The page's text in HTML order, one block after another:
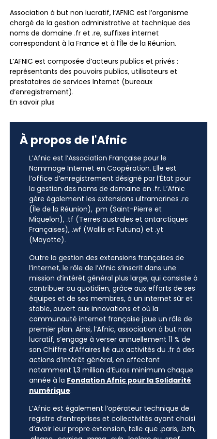
Association à but non lucratif, l’AFNIC est l’organisme
chargé de la gestion administrative et technique des
noms de domaine .fr et .re, suffixes internet
correspondant à la France et à l’Île de la Réunion.
L’AFNIC est composée d’acteurs publics et privés :
représentants des pouvoirs publics, utilisateurs et
prestataires de services Internet (bureaux
d’enregistrement).
En savoir plus
À propos de l'Afnic
L’Afnic est l’Association Française pour le
Nommage Internet en Coopération. Elle est
l’office d’enregistrement désigné par l’État pour
la gestion des noms de domaine en .fr. L’Afnic
gère également les extensions ultramarines .re
(Île de la Réunion), .pm (Saint-Pierre et
Miquelon), .tf (Terres australes et antarctiques
Françaises), .wf (Wallis et Futuna) et .yt
(Mayotte).
Outre la gestion des extensions françaises de
l’internet, le rôle de l’Afnic s’inscrit dans une
mission d’intérêt général plus large, qui consiste à
contribuer au quotidien, grâce aux efforts de ses
équipes et de ses membres, à un internet sûr et
stable, ouvert aux innovations et où la
communauté internet française joue un rôle de
premier plan. Ainsi, l’Afnic, association à but non
lucratif, s’engage à verser annuellement 11 % de
son Chiffre d’Affaires lié aux activités du .fr à des
actions d’intérêt général, en affectant
notamment 1,3 million d’Euros minimum chaque
année à la Fondation Afnic pour la Solidarité
numérique.
L’Afnic est également l’opérateur technique de
registre d’entreprises et collectivités ayant choisi
d’avoir leur propre extension, telle que .paris, .bzh,